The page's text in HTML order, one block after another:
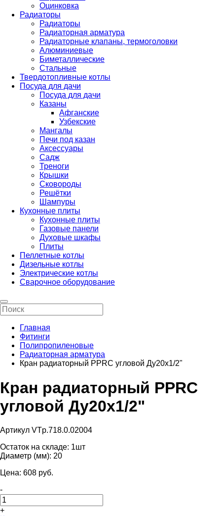
Оцинковка
Радиаторы
Радиаторы
Радиаторная арматура
Радиаторные клапаны, термоголовки
Алюминиевые
Биметаллические
Стальные
Твердотопливные котлы
Посуда для дачи
Посуда для дачи
Казаны
Афганские
Узбекские
Мангалы
Печи под казан
Аксессуары
Садж
Треноги
Крышки
Сковороды
Решётки
Шампуры
Кухонные плиты
Кухонные плиты
Газовые панели
Духовые шкафы
Плиты
Пеллетные котлы
Дизельные котлы
Электрические котлы
Сварочное оборудование
Главная
Фитинги
Полипропиленовые
Радиаторная арматура
Кран радиаторный PPRC угловой Ду20х1/2"
Кран радиаторный PPRC
угловой Ду20х1/2"
Артикул VTp.718.0.02004
Остаток на складе: 1шт
Диаметр (мм): 20
Цена: 608 pуб.
-
+